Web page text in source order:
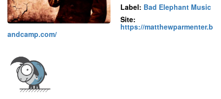
Label: Bad Elephant Music
Site:
https://matthewparmenter.b
andcamp.com/